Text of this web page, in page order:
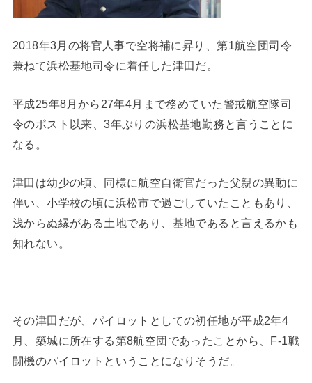
2018年3月の将官人事で空将補に昇り、第1航空団司令
兼ねて浜松基地司令に着任した津田だ。
平成25年8月から27年4月まで務めていた警戒航空隊司
令のポスト以来、3年ぶりの浜松基地勤務と言うことに
なる。
津田は幼少の頃、同様に航空自衛官だった父親の異動に
伴い、小学校の頃に浜松市で過ごしていたこともあり、
浅からぬ縁がある土地であり、基地であると言えるかも
知れない。
その津田だが、パイロットとしての初任地が平成2年4
月、築城に所在する第8航空団であったことから、F-1戦
闘機のパイロットということになりそうだ。